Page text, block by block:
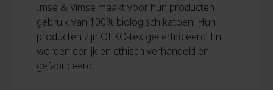
Imse & Vimse maakt voor hun producten
gebruik van 100% biologisch katoen. Hun
producten zijn OEKO-tex gecertificeerd. En
worden eerlijk en ethisch verhandeld en
gefabriceerd.